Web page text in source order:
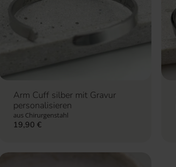
Arm Cuff silber mit Gravur
personalisieren
aus Chirurgenstahl
19,90 €